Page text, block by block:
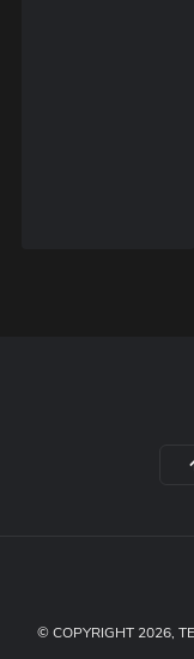
© COPYRIGHT 2026,